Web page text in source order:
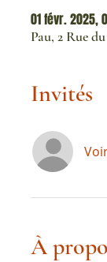
01 févr. 2025,
Pau, 2 Rue
Invités
À